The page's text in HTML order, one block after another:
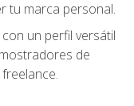
tu marca personal.
un perfil versátil
de